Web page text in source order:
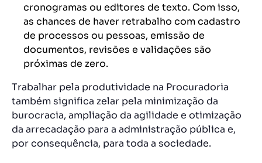
cronogramas ou editores de texto. Com isso,
as chances de haver retrabalho comcadastro
de processos ou pessoas, emissão de
documentos, revisões e validações são
próximas de zero.
Trabalhar pela produtividade na Procuradoria
também significa zelar pela minimização da
burocracia, ampliação da agilidade e otimização
da arrecadação para a administração pública e,
por consequência, para toda a sociedade.